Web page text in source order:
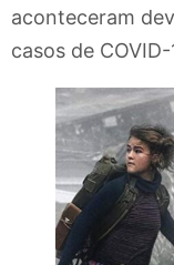
aconteceram
casos de